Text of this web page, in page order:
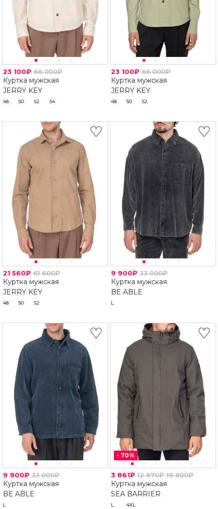
23 100₽ 66 000₽
Куртка мужская
JERRY KEY
48 50 52 54
23 100₽ 66 000₽
Куртка мужская
JERRY KEY
48 50 52
21 560₽ 61 600₽
Куртка мужская
JERRY KEY
48 50 52
9 900₽ 33 000₽
Куртка мужская
BE ABLE
L
9 900₽ 33 000₽
Куртка мужская
BE ABLE
L
- 70%
3 861₽ 12 870₽ 19 800₽
Куртка мужская
SEA BARRIER
L 4XL